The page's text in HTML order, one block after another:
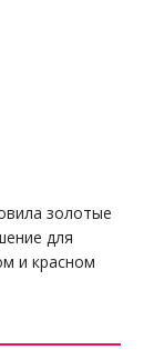
золотые
для
и красном